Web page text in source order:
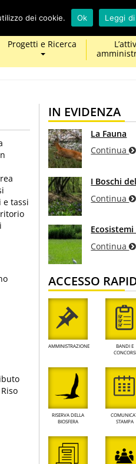
Progetti e Ricerca
tassi
IN EVIDENZA
La Fauna
Continua
I Boschi
Continua
Continua
ACCESSO
AMMINISTRAZIONE
BANDI E
CONCORSI
RISERVA DELLA
BIOSFERA
STAMPA
dei cookie. Ok Leggi